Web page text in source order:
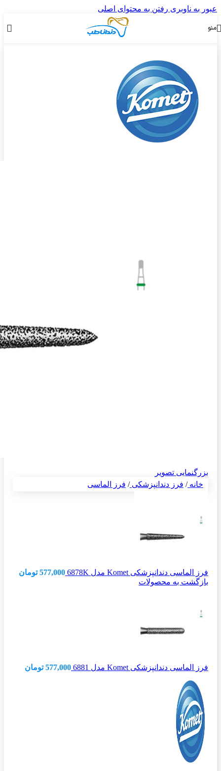
عبور به ناوبری رفتن به محتوای اصلی
منو
بزرگنمایی تصویر
خانه/ فرز دندانپزشکی/ فرز الماسی
فرز الماسی دندانپزشکی Komet مدل 6878K 577,000 تومان
بازگشت به محصولات
فرز الماسی دندانپزشکی Komet مدل 6881 577,000 تومان